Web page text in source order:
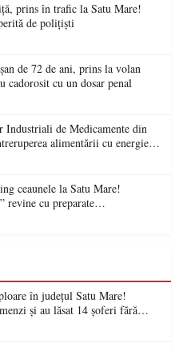
prins în trafic la Satu Mare!
de polițiști
de 72 de ani, prins la volan
cu un dosar penal
Industriali de Medicamente din
alimentării cu energie
va pune în pericol
revine cu preparate
jurat de renume
în județul Satu Mare!
și au lăsat 14 șoferi fără